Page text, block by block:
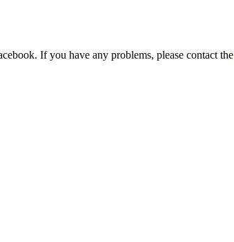
If you have any problems, please contact the